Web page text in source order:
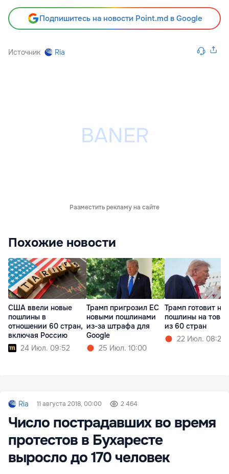
Подпишитесь на новости Point.md в Google
Источник Ria
Разместить рекламу на сайте
Похожие новости
США ввели новые
пошлины в
отношении 60 стран,
включая Россию
24 Июл. 09:52
Трамп пригрозил ЕС
новыми пошлинами
из-за штрафа для
Google
25 Июл. 10:00
Трамп готовит
пошлины на
из 60 стран
22 Июл. 08:20
Ria 11 августа 2018, 00:00 2 464
Число пострадавших во время
протестов в Бухаресте
выросло до 170 человек